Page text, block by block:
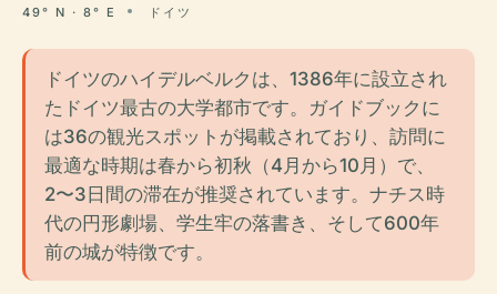
49° N · 8° E ドイツ
ドイツのハイデルベルクは、1386年に設立され
たドイツ最古の大学都市です。ガイドブックに
は36の観光スポットが掲載されており、訪問に
最適な時期は春から初秋（4月から10月）で、
2〜3日間の滞在が推奨されています。ナチス時
代の円形劇場、学生牢の落書き、そして600年
前の城が特徴です。